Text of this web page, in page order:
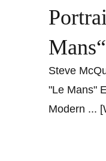
Mans“
Steve
"Le Mans"
Modern ...